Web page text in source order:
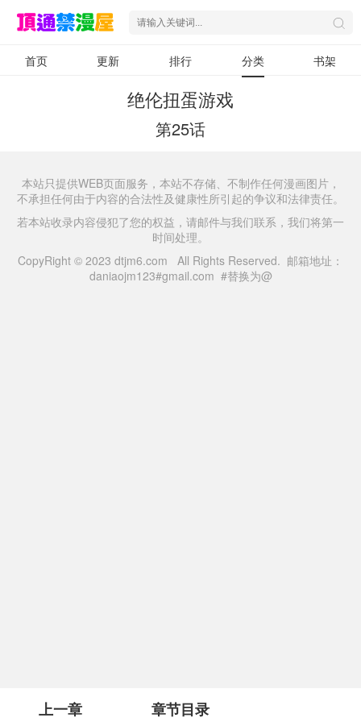
首页 更新 排行 分类 书架
绝伦扭蛋游戏
第25话
上一章 章节目录
本站只提供WEB页面服务，本站不存储、不制作任何漫画图片，
不承担任何由于内容的合法性及健康性所引起的争议和法律责任。
若本站收录内容侵犯了您的权益，请邮件与我们联系，我们将第一
时间处理。
CopyRight © 2023 dtjm6.com All Rights Reserved. 邮箱地址：
daniaojm123#gmail.com #替换为@